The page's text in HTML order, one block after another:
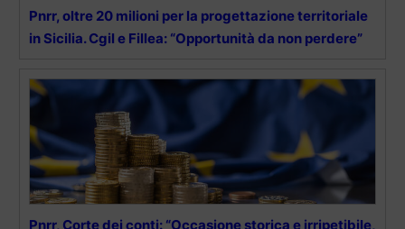
Pnrr, oltre 20 milioni per la progettazione territoriale
in Sicilia. Cgil e Fillea: “Opportunità da non perdere”
Pnrr, Corte dei conti: “Occasione storica e irripetibile,